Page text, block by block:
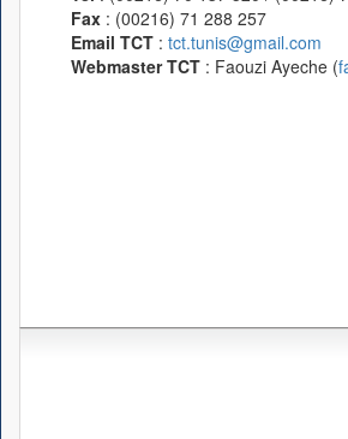
Fax : (00216) 71 288 257
Email TCT : tct.tunis@gmail.com
Webmaster TCT : Faouzi Ayeche (